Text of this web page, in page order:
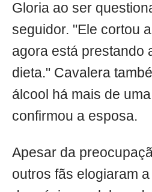
Gloria ao ser
seguidor. "Ele cortou
agora está prestando
dieta." Cavalera
álcool há mais de
confirmou a esposa.
Apesar da
outros fãs elogiaram